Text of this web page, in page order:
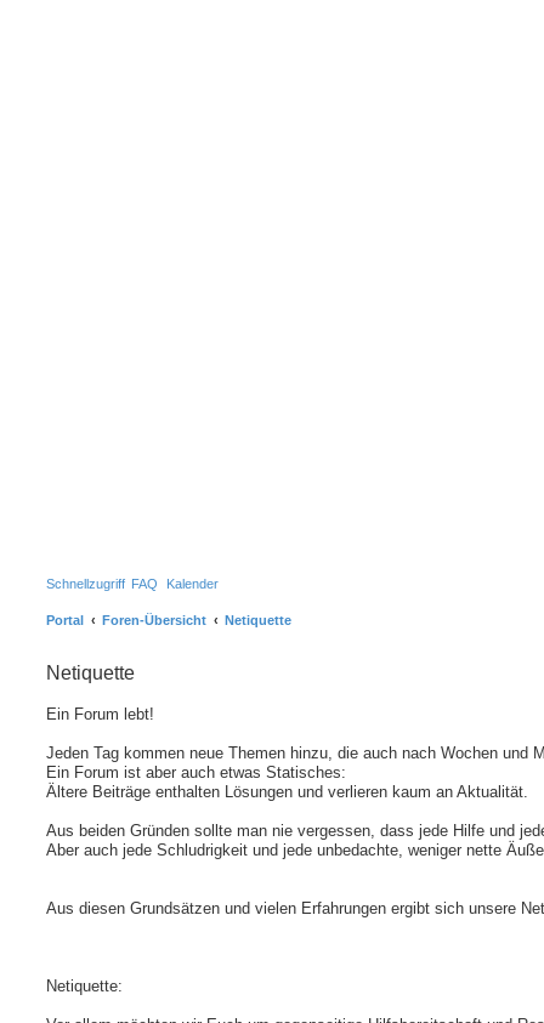
Schnellzugriff FAQ Kalender
Portal Foren-Übersicht Netiquette
Netiquette
Ein Forum lebt!
Jeden Tag kommen neue Themen hinzu, die auch nach Wochen und
Ein Forum ist aber auch etwas Statisches:
Ältere Beiträge enthalten Lösungen und verlieren kaum an Aktualität.
Aus beiden Gründen sollte man nie vergessen, dass jede Hilfe und
Aber auch jede Schludrigkeit und jede unbedachte, weniger nette
Aus diesen Grundsätzen und vielen Erfahrungen ergibt sich unsere
Netiquette: